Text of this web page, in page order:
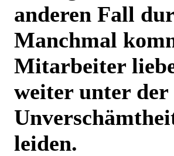
anderen Fall
Manchmal
Mitarbeiter
weiter unter
leiden.